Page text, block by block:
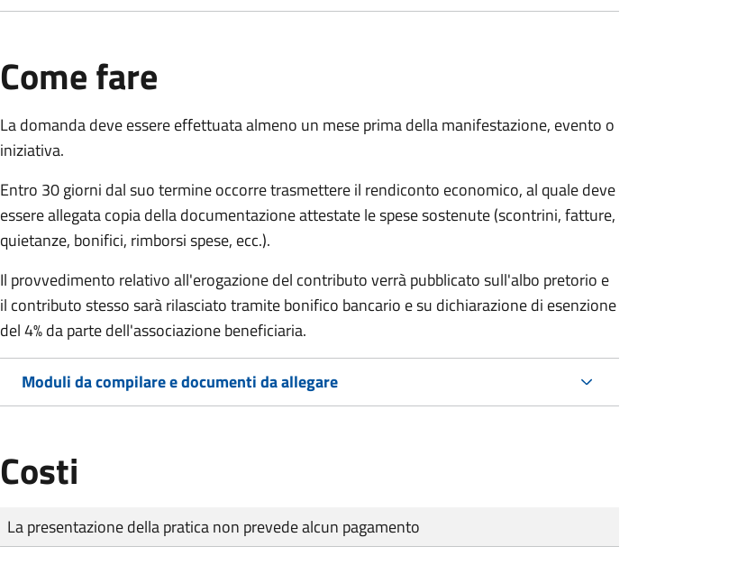
Come fare
La domanda deve essere effettuata almeno un mese prima della manifestazione, evento o
iniziativa.
Entro 30 giorni dal suo termine occorre trasmettere il rendiconto economico, al quale deve
essere allegata copia della documentazione attestate le spese sostenute (scontrini, fatture,
quietanze, bonifici, rimborsi spese, ecc.).
Il provvedimento relativo all'erogazione del contributo verrà pubblicatosull'albo pretorio e
il contributo stesso sarà rilasciato tramite bonifico bancario e su dichiarazione di esenzione
del 4% da parte dell'associazione beneficiaria.
Moduli da compilare e documenti da allegare
Costi
Tipo di pagamento
Importo
La presentazione della pratica non prevede alcun pagamento